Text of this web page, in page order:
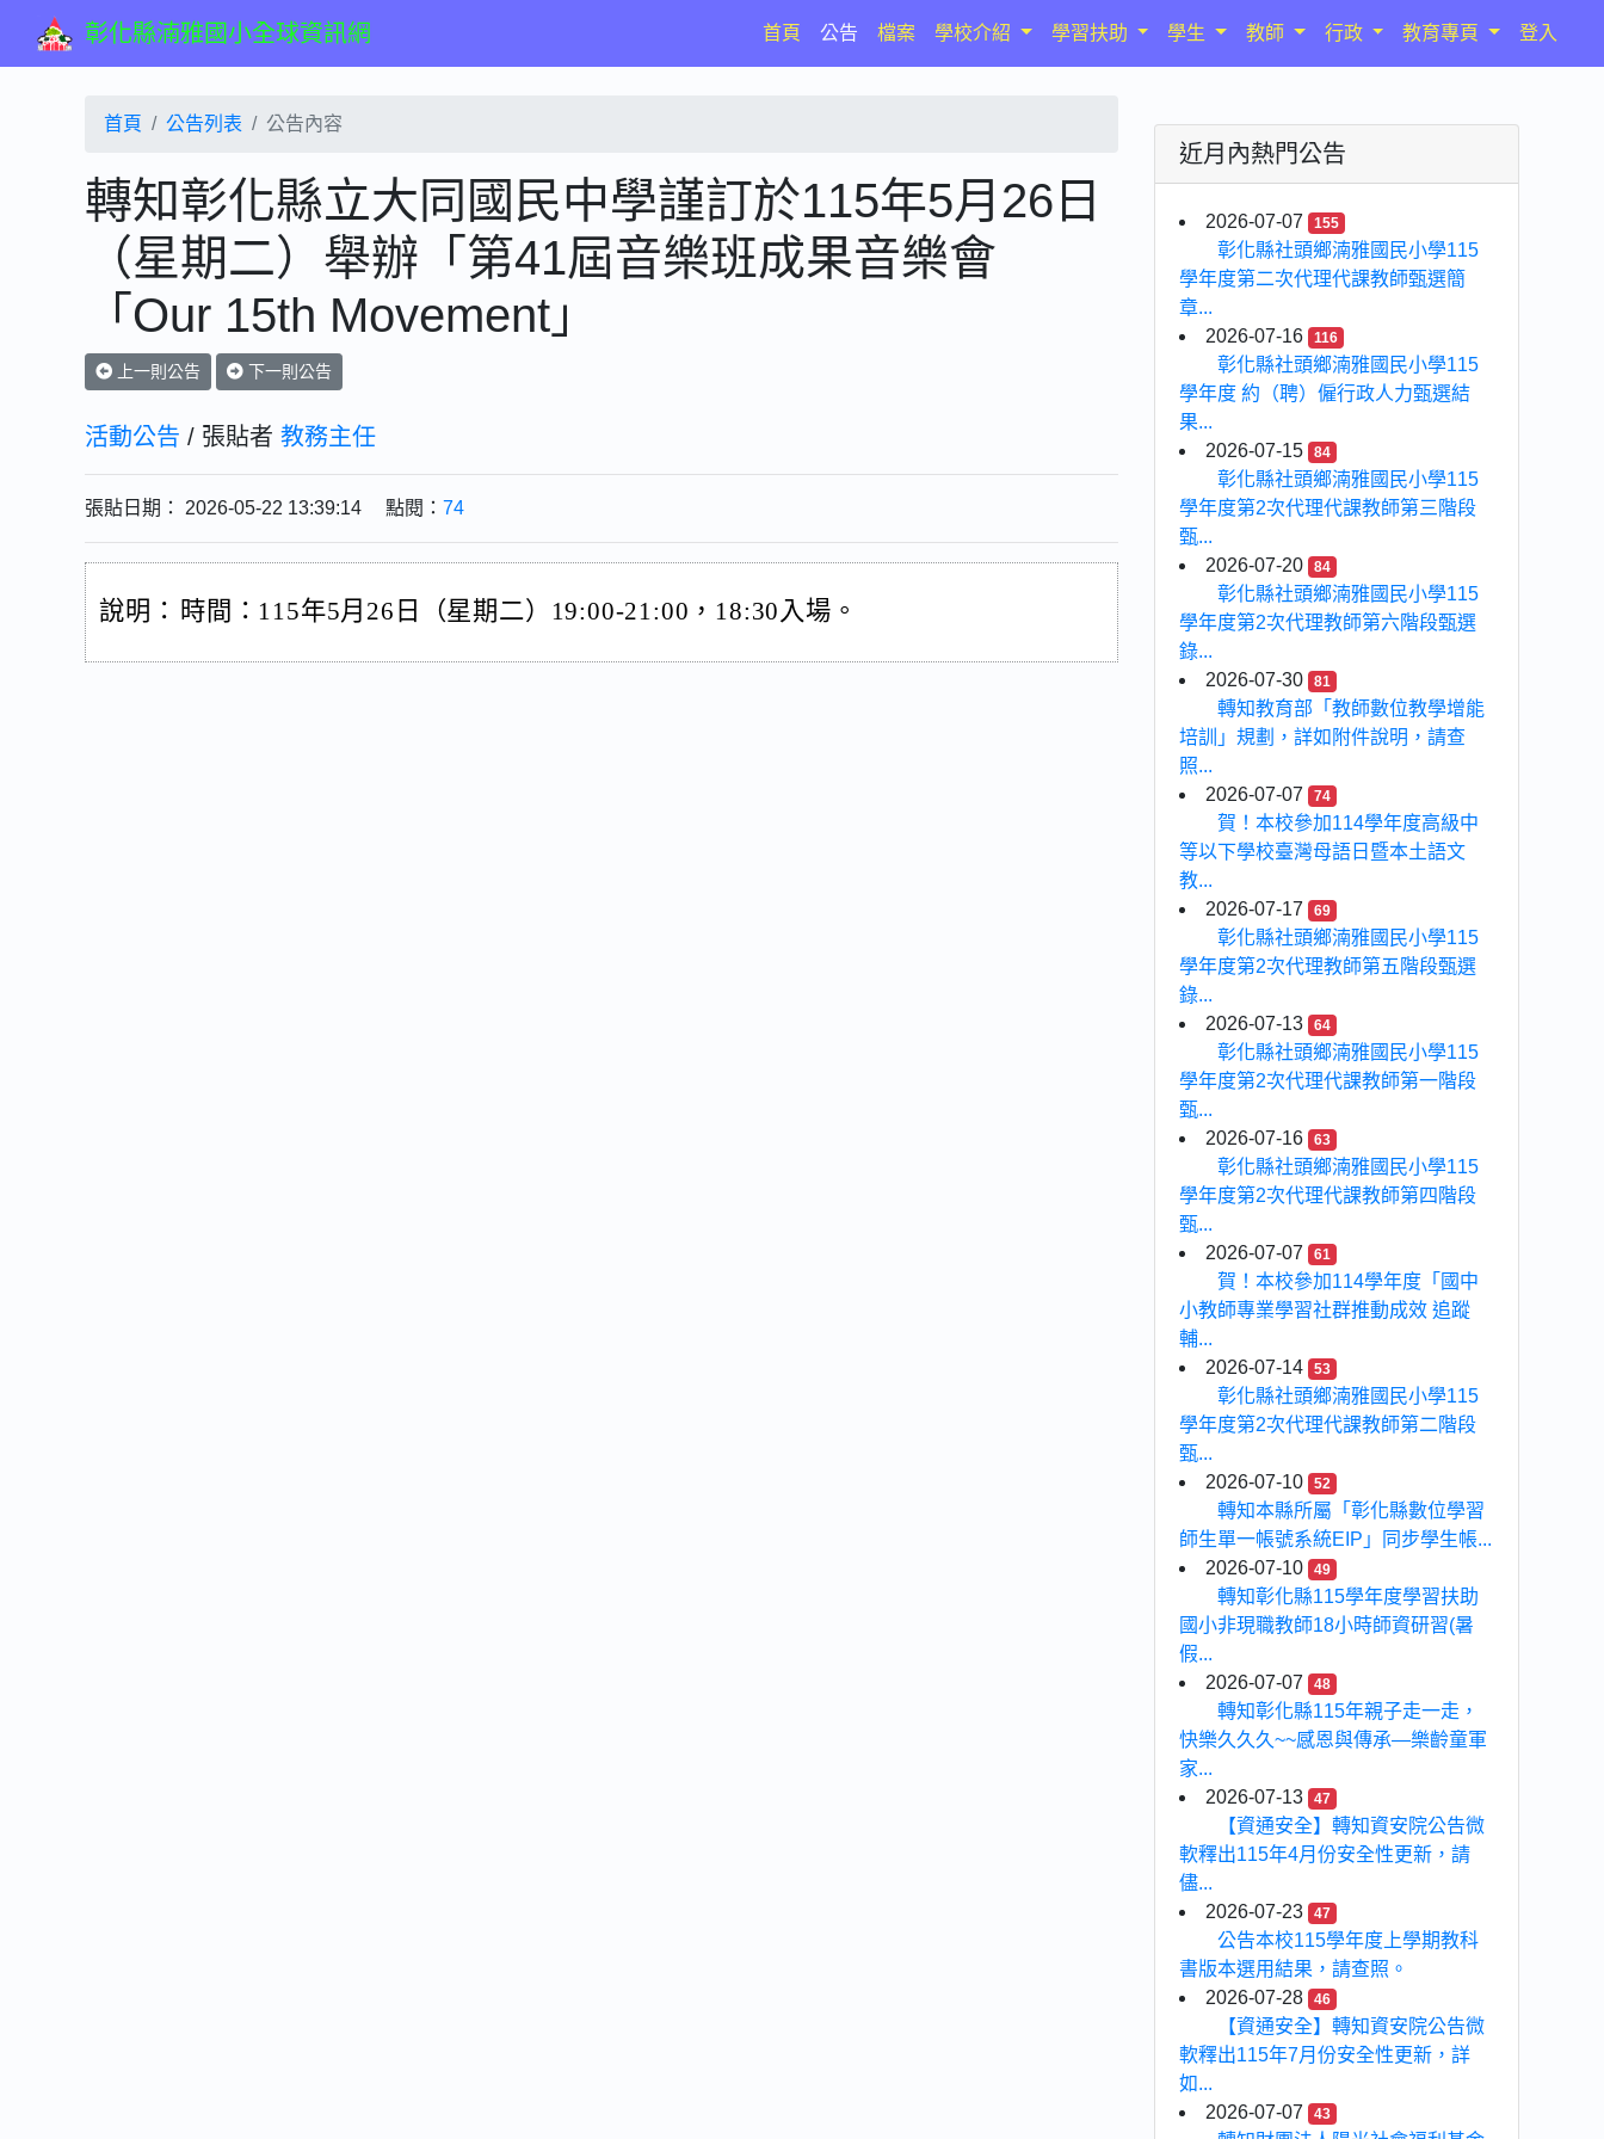
彰化縣湳雅國小全球資訊網 首頁(current)
公告 檔案 學校介紹 學習扶助 學生 教師 行政 教育專頁 登入
首頁 公告列表 公告內容
轉知彰化縣立大同國民中學謹訂於115年5月26日
（星期二）舉辦「第41屆音樂班成果音樂會
「Our 15th Movement」
上一則公告 下一則公告
活動公告 / 張貼者 教務主任
張貼日期： 2026-05-22 13:39:14 點閱： 74
說明： 時間：115年5月26日（星期二）19:00-21:00，18:30入場。
近月內熱門公告
2026-07-07 155
彰化縣社頭鄉湳雅國民小學115
學年度第二次代理代課教師甄選簡
章...
2026-07-16
116
彰化縣社頭鄉湳雅國民小學115
學年度 約（聘）僱行政人力甄選結
果...
2026-07-15
84
彰化縣社頭鄉湳雅國民小學115
學年度第2次代理代課教師第三階段
甄...
2026-07-20
84
彰化縣社頭鄉湳雅國民小學115
學年度第2次代理教師第六階段甄選
錄...
2026-07-30
81
轉知教育部「教師數位教學增能
培訓」規劃，詳如附件說明，請查
照...
2026-07-07
74
賀！本校參加114學年度高級中
等以下學校臺灣母語日暨本土語文
教...
2026-07-17
69
彰化縣社頭鄉湳雅國民小學115
學年度第2次代理教師第五階段甄選
錄...
2026-07-13
64
彰化縣社頭鄉湳雅國民小學115
學年度第2次代理代課教師第一階段
甄...
2026-07-16
63
彰化縣社頭鄉湳雅國民小學115
學年度第2次代理代課教師第四階段
甄...
2026-07-07
61
賀！本校參加114學年度「國中
小教師專業學習社群推動成效 追蹤
輔...
2026-07-14
53
彰化縣社頭鄉湳雅國民小學115
學年度第2次代理代課教師第二階段
甄...
2026-07-10
52
轉知本縣所屬「彰化縣數位學習
師生單一帳號系統EIP」同步學生帳...
2026-07-10
49
轉知彰化縣115學年度學習扶助
國小非現職教師18小時師資研習(暑
假...
2026-07-07
48
轉知彰化縣115年親子走一走，
快樂久久久~~感恩與傳承—樂齡童軍
家...
2026-07-13
47
【資通安全】轉知資安院公告微
軟釋出115年4月份安全性更新，請
儘...
2026-07-23
47
公告本校115學年度上學期教科
書版本選用結果，請查照。
2026-07-28
46
【資通安全】轉知資安院公告微
軟釋出115年7月份安全性更新，詳
如...
2026-07-07
43